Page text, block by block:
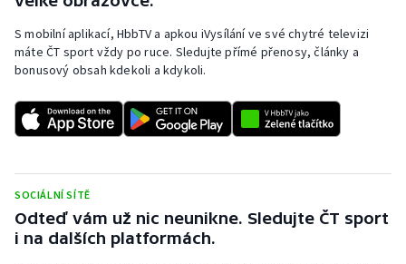
Veslování
Vodní slalom
Ostatní
S mobilní aplikací, HbbTV a apkou iVysílání ve své chytré televizi
máte ČT sport vždy po ruce. Sledujte přímé přenosy, články a
bonusový obsah kdekoli a kdykoli.
SOCIÁLNÍ SÍTĚ
Odteď vám už nic neunikne. Sledujte ČT sport
i na dalších platformách.